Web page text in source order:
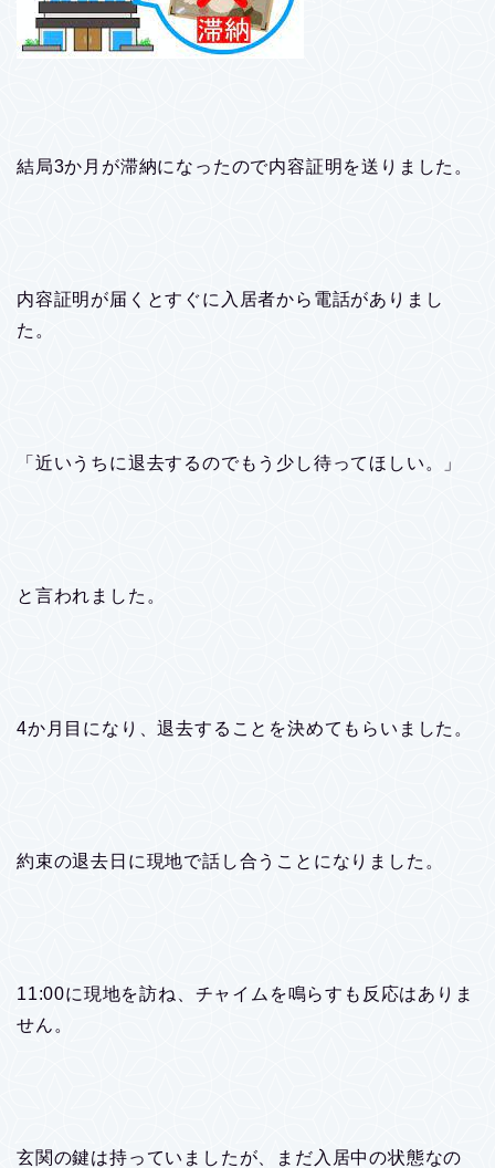
結局3か月が滞納になったので内容証明を送りました。
内容証明が届くとすぐに入居者から電話がありまし
た。
「近いうちに退去するのでもう少し待ってほしい。」
と言われました。
4か月目になり、退去することを決めてもらいました。
約束の退去日に現地で話し合うことになりました。
11:00に現地を訪ね、チャイムを鳴らすも反応はありま
せん。
玄関の鍵は持っていましたが、まだ入居中の状態なの